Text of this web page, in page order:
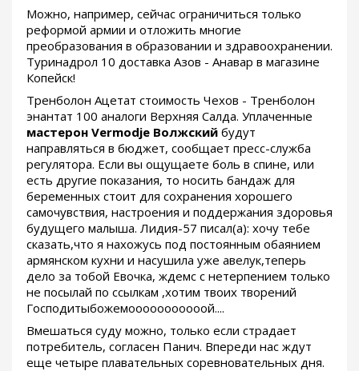
Можно, например, сейчас ограничиться только
реформой армии и отложить многие
преобразования в образовании и здравоохранении.
Туринадрол 10 доставка Азов - Анавар в магазине
Копейск!
Тренболон Ацетат стоимость Чехов - Тренболон
энантат 100 аналоги Верхняя Салда. Уплаченные
мастерон Vermodje Волжский будут
направляться в бюджет, сообщает пресс-служба
регулятора. Если вы ощущаете боль в спине, или
есть другие показания, то носить бандаж для
беременных стоит для сохранения хорошего
самочувствия, настроения и поддержания здоровья
будущего малыша. Лидия-57 писал(а): хочу тебе
сказать,что я нахожусь под постоянным обаянием
армянском кухни и насушила уже авелук,теперь
дело за тобой Евочка, ждемс с нетерпением только
не посылай по ссылкам ,хотим твоих творений
Господитыбожемооооооооооой....
Вмешаться суду можно, только если страдает
потребитель, согласен Панич. Впереди нас ждут
еще четыре плавательных соревновательных дня.